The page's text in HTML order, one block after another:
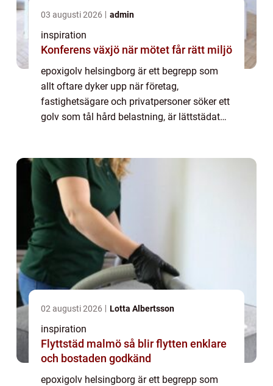
03 augusti 2026 admin
inspiration
Konferens växjö när mötet får rätt miljö
epoxigolv helsingborg är ett begrepp som
allt oftare dyker upp när företag,
fastighetsägare och privatpersoner söker ett
golv som tål hård belastning, är lättstädat
02 augusti 2026 Lotta Albertsson
inspiration
Flyttstäd malmö så blir flytten enklare
och bostaden godkänd
epoxigolv helsingborg är ett begrepp som